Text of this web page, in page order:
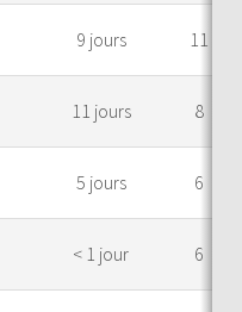
9 jours 11
11 jours 8
5 jours 6
< 1 jour 6